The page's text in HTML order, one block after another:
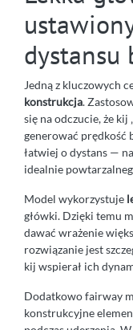
dystansu
Jedną z kluczowych
konstrukcja.
się na odczucie, że kij
generować prędkość
łatwiej o dystans —
idealnie
Model wykorzystuje
główki. Dzięki temu
dawać wrażenie
rozwiązanie jest
kij wspierał ich
Dodatkowo fairway
konstrukcyjne